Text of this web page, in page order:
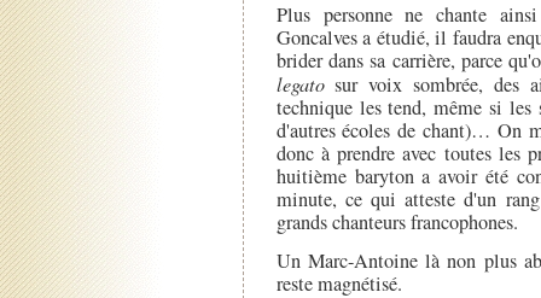
Plus personne ne chante
Goncalves a étudié, il faudra
brider dans sa carrière, parce
legatosur voix sombrée, des
technique les tend, même si les
d'autres écoles de chant)… On
donc à prendre avec toutes les
huitième baryton a avoir été
minute, ce qui atteste d'un
grands chanteurs francophones.
Un Marc-Antoine là non plus
reste magnétisé.